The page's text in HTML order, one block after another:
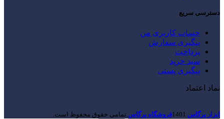
دسترسی سریع
حساب کاربری من
پیگیری سفارش
پرداخت
سبد خرید
پیگیری پستی
نماد اعتماد
ابزار پرگاس 1401فروشگاه پرگاس.تمامی حقوق محفوظ است.